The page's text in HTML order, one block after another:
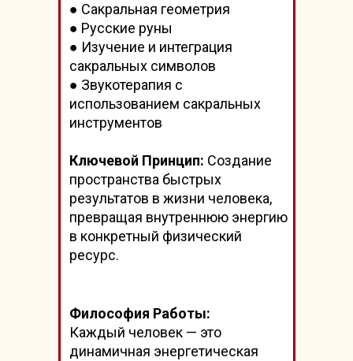
Философия Работы:
Каждый человек — это
динамичная энергетическая
● Сакральная геометрия
● Русские руны
● Изучение и интеграция
сакральных символов
● Звукотерапия с
использованием сакральных
инструментов
Ключевой Принцип: Создание
пространства быстрых
результатов в жизни человека,
превращая внутреннюю энергию
в конкретный физический
ресурс.